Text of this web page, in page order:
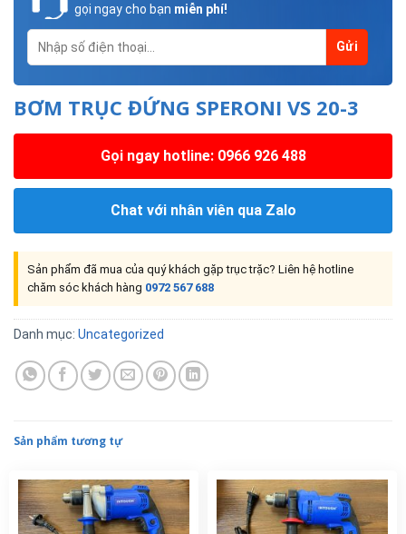
gọi ngay cho bạn miễn phí!
BƠM TRỤC ĐỨNG SPERONI VS 20-3
Gọi ngay hotline: 0966 926 488
Chat với nhân viên qua Zalo
Sản phẩm đã mua của quý khách gặp trục trặc? Liên hệ hotline
chăm sóc khách hàng 0972 567 688
Danh mục: Uncategorized
Sản phẩm tương tự